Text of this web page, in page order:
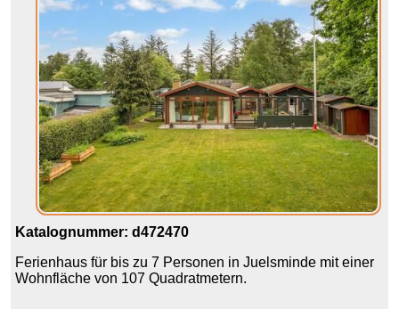
Katalognummer: d472470
Ferienhaus für bis zu 7 Personen in Juelsminde mit einer
Wohnfläche von 107 Quadratmetern.